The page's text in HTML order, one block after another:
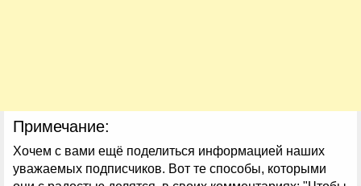
Примечание:
Хочем с вами ещё поделиться информацией наших
уважаемых подписчиков. Вот те способы, которыми